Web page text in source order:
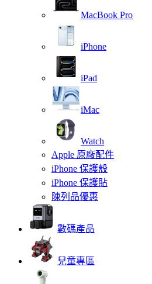
MacBook Pro
iPhone
iPad
iMac
Watch
Apple 原廠配件
iPhone 保護殼
iPhone 保護貼
陳列品優惠
數碼產品
兒童專區